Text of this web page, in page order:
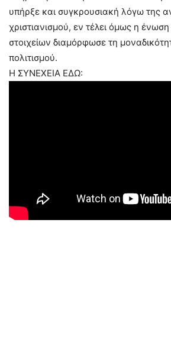
υπήρξε και συγκρουσιακή λόγω της
χριστιανισμού, εν τέλει όμως η
στοιχείων διαμόρφωσε τη
πολιτισμού.
Η ΣΥΝΕΧΕΙΑ ΕΔΩ: